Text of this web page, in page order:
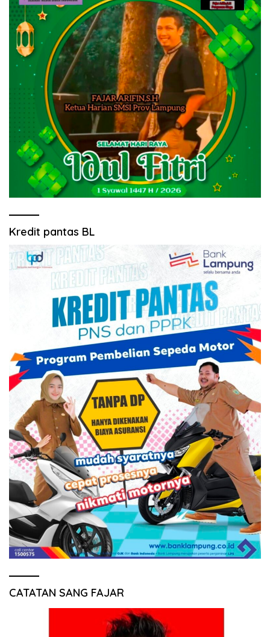
Kredit pantas BL
CATATAN SANG FAJAR